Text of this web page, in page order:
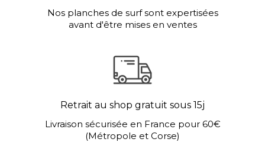
Nos planches de surf sont expertisées
avant d'être mises en ventes
Retrait au shop gratuit sous 15j
Livraison sécurisée en France pour 60€
(Métropole et Corse)